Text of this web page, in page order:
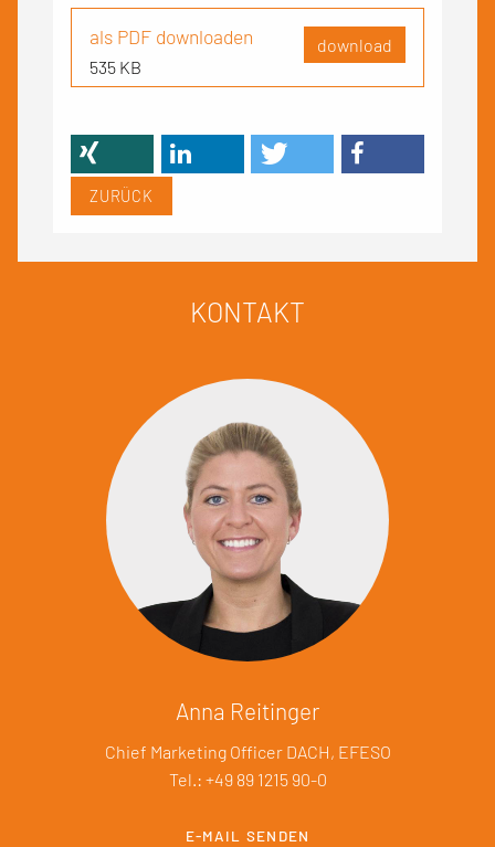
als PDF downloaden
535 KB
download
ZURÜCK
KONTAKT
Anna Reitinger
Chief Marketing Officer DACH, EFESO
Tel.: +49 89 1215 90-0
E-MAIL SENDEN